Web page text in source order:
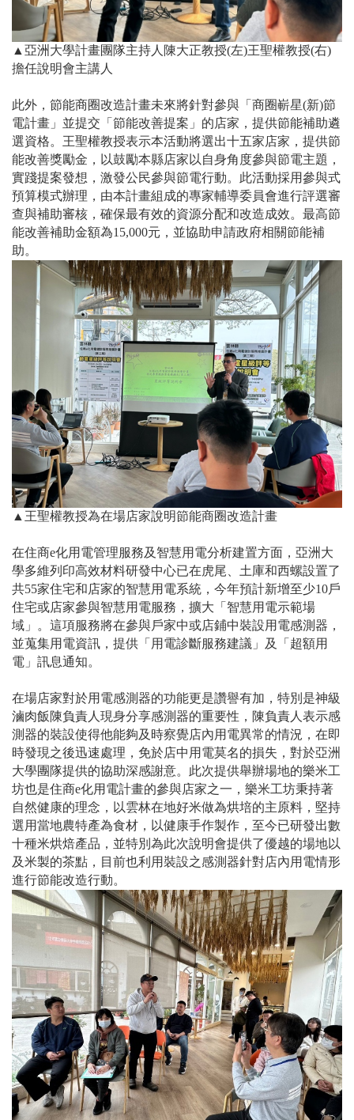
▲ 亞洲大學計畫團隊主持人陳大正教授(左)王聖權教授(右)
擔任說明會主講人
此外， 節能商圈改造計畫未來將針對參與「商圈嶄星(新)節
電計畫」並提交「節能改善提案」的店家，提供節能補助遴
選資格。王聖權教授表示本活動將選出十五家店家，提供節
能改善獎勵金，以鼓勵本縣店家以自身角度參與節電主題，
實踐提案發想，激發公民參與節電行動。此活動採用參與式
預算模式辦理，由本計畫組成的專家輔導委員會進行評選審
查與補助審核，確保最有效的資源分配和改造成效。最高節
能改善補助金額為15,000元，並協助申請政府相關節能補
助。
▲王聖權教授為在場店家說明節能商圈改造計畫
在住商e化用電管理服務及智慧用電分析建置方面，亞洲大
學多維列印高效材料研發中心已在虎尾、土庫和西螺設置了
共55家住宅和店家的智慧用電系統，今年預計新增至少10戶
住宅或店家參與智慧用電服務，擴大「智慧用電示範場
域」。這項服務將在參與戶家中或店鋪中裝設用電感測器，
並蒐集用電資訊，提供「用電診斷服務建議」及「超額用
電」訊息通知。
在場店家對於用電感測器的功能更是讚譽有加，特別是神級
滷肉飯陳負責人現身分享感測器的重要性，陳負責人表示感
測器的裝設使得他能夠及時察覺店內用電異常的情況，在即
時發現之後迅速處理，免於店中用電莫名的損失，對於亞洲
大學團隊提供的協助深感謝意。此次提供舉辦場地的樂米工
坊也是住商e化用電計畫的參與店家之一，樂米工坊秉持著
自然健康的理念，以雲林在地好米做為烘培的主原料，堅持
選用當地農特產為食材，以健康手作製作，至今已研發出數
十種米烘焙產品，並特別為此次說明會提供了優越的場地以
及米製的茶點，目前也利用裝設之感測器針對店內用電情形
進行節能改造行動。